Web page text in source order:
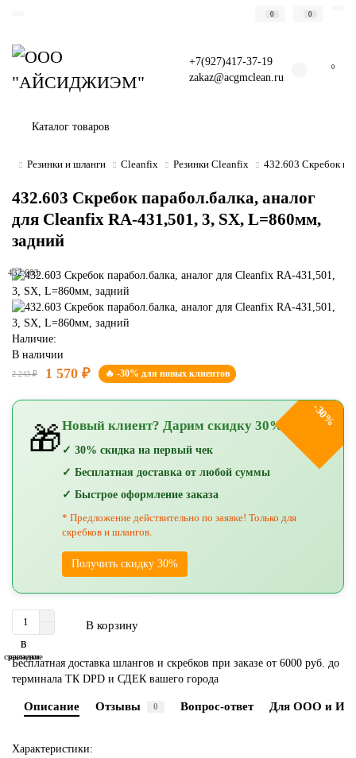
0 0
+7(927)417-37-19
zakaz@acgmclean.ru
0
Каталог товаров
Резинки и шланги Cleanfix Резинки Cleanfix 432.603 Скребок
432.603 Скребок парабол.балка, аналог
для Cleanfix RA-431,501, 3, SX, L=860мм,
задний
432.603
Наличие:
В наличии
2 243 ₽ 1 570 ₽ 🔥 -30% для новых клиентов
-30%
🎁Новый клиент? Дарим скидку 30%!
✓ 30% скидка на первый чек
✓ Бесплатная доставка от любой суммы
✓ Быстрое оформление заказа
* Предложение действительно по заявке! Только для
скребков и шлангов.
Получить скидку 30%
В корзину
В
закладки
В
сравнение
Бесплатная доставка шлангов и скребков при заказе от 6000 руб. до
терминала ТК DPD и СДЕК вашего города
Описание Отзывы 0 Вопрос-ответ Для ООО и ИП
Характеристики: